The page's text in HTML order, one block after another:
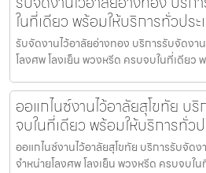
ในที่เดียว พร้อมให้บริการทั่วประ
รับจัดงานไว้อาลัยอ่างทอง บริการรับจัดง
โลงศพ โลงเย็น พวงหรีด ครบจบในที่เดียว
ออแกไนซ์งานไว้อาลัยสุโขทัย บ
จบในที่เดียว พร้อมให้บริการทั่ว
ออแกไนซ์งานไว้อาลัยสุโขทัย บริการรับจัด
จำหน่ายโลงศพ โลงเย็น พวงหรีด ครบจบใ